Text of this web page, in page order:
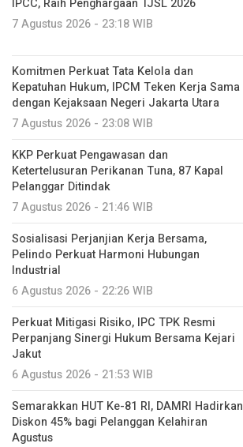
7 Agustus 2026 - 23:18 WIB
Komitmen Perkuat Tata Kelola dan
Kepatuhan Hukum, IPCM Teken Kerja Sama
dengan Kejaksaan Negeri Jakarta Utara
7 Agustus 2026 - 23:08 WIB
KKP Perkuat Pengawasan dan
Ketertelusuran Perikanan Tuna, 87 Kapal
Pelanggar Ditindak
7 Agustus 2026 - 21:46 WIB
Sosialisasi Perjanjian Kerja Bersama,
Pelindo Perkuat Harmoni Hubungan
Industrial
6 Agustus 2026 - 22:26 WIB
Perkuat Mitigasi Risiko, IPC TPK Resmi
Perpanjang Sinergi Hukum Bersama Kejari
Jakut
6 Agustus 2026 - 21:53 WIB
Semarakkan HUT Ke-81 RI, DAMRI Hadirkan
Diskon 45% bagi Pelanggan Kelahiran
Agustus